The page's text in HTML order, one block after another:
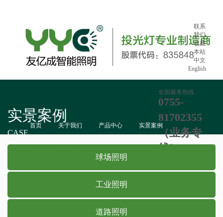
联系
我们
收藏
本站
中文
English
全国服务热线
0755-
81702355
（业务专
线）：865
首页 关于我们 产品中心 实景案例
技术服务 新闻
实景案例
CASE
球场照明
工业照明
道路照明